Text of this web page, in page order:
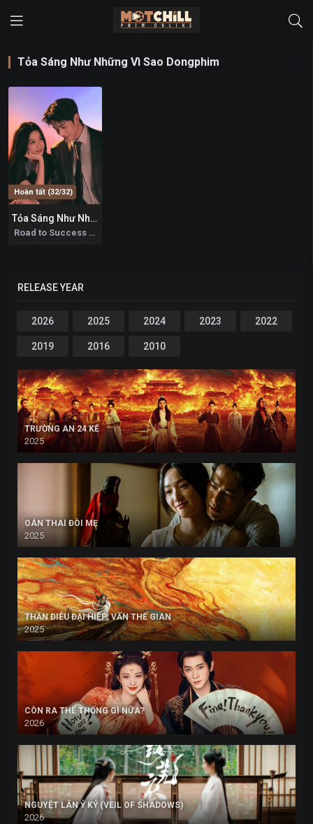
Tỏa Sáng Như Những Vì Sao Dongphim
Hoàn tất (32/32)
9.8
Tỏa Sáng Như Những Vì Sao
Road to Success 2026
RELEASE YEAR
2026 2025 2024 2023 2022
2019 2016 2010
TRƯỜNG AN 24 KẾ
2025
OÁN THAI ĐÒI MẸ
2025
THẦN ĐIÊU ĐẠI HIỆP: VẤN THẾ GIAN
2025
CÒN RA THỂ THỐNG GÌ NỮA?
2026
NGUYỆT LÂN Ỷ KỶ (VEIL OF SHADOWS)
2026